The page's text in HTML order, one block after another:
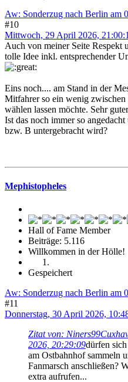
Aw: Sonderzug nach Berlin am
#10
Mittwoch, 29 April 2026,
Auch von meiner Seite Respekt
tolle Idee inkl. entsprechender
Eins noch.... am Stand in der
Mitfahrer so ein wenig
wählen lassen möchte. Sehr
Ist das noch immer so
bzw. B untergebracht wird?
Mephistopheles
Hall of Fame Member
Beiträge: 5.116
Willkommen in der Hölle!
Gespeichert
Aw: Sonderzug nach Berlin am
#11
Donnerstag, 30 April 2026,
Zitat von:
2026, 20:29:09dürfen
am Ostbahnhof sammeln
Fanmarsch anschließen?
extra aufrufen...